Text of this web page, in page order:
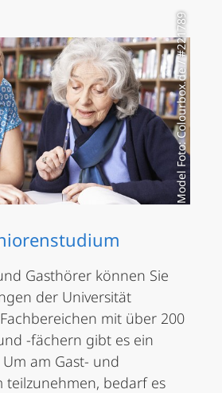
Model Foto: Colourbox.de / #221789
Gasthörer können Sie
der Universität
mit über 200
-fächern gibt es ein
am Gast- und
teilzunehmen, bedarf es